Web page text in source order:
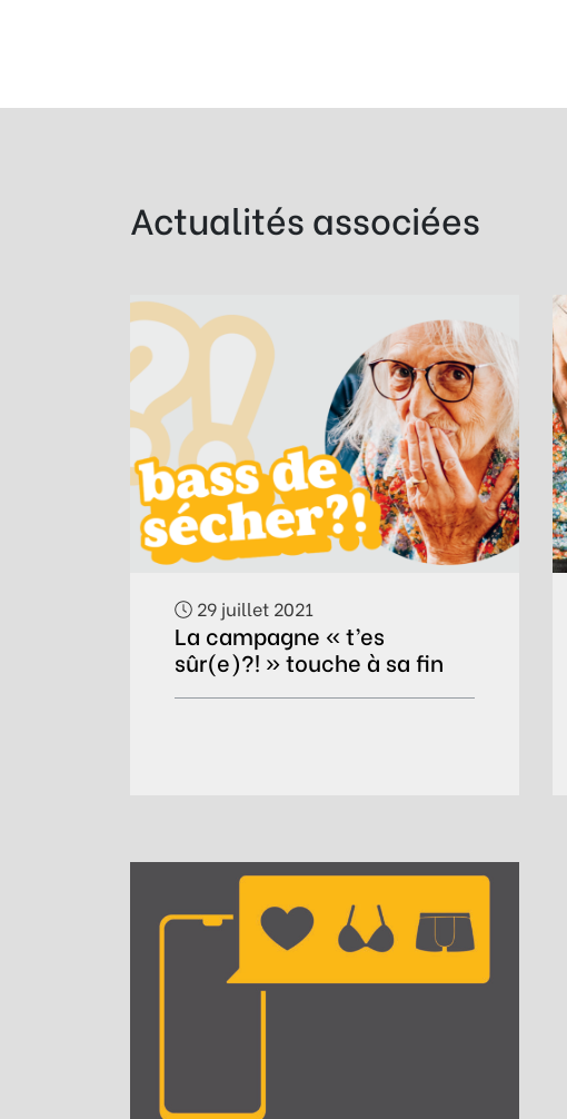
Actualités associées
29 juillet 2021
La campagne « t’es
sûr(e)?! » touche à sa fin